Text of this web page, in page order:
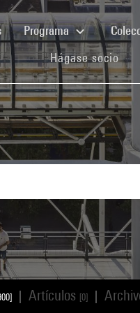
(current)Programa
Hágase socio
Artículos [0]